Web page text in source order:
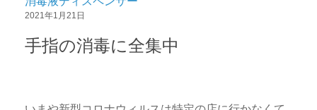
2021年1月21日
手指の消毒に全集中